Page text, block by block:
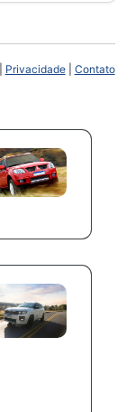
Privacidade| Contato